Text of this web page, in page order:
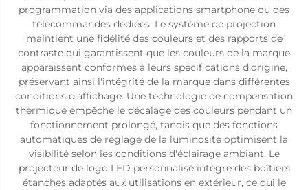
programmation via des applications smartphone ou des
télécommandes dédiées. Le système de projection
maintient une fidélité des couleurs et des rapports de
contraste qui garantissent que les couleurs de la marque
apparaissent conformes à leurs spécifications d'origine,
préservant ainsi l'intégrité de la marque dans différentes
conditions d'affichage. Une technologie de compensation
thermique empêche le décalage des couleurs pendant un
fonctionnement prolongé, tandis que des fonctions
automatiques de réglage de la luminosité optimisent la
visibilité selon les conditions d'éclairage ambiant. Le
projecteur de logo LED personnalisé intègre des boîtiers
étanches adaptés aux utilisations en extérieur, ce qui le